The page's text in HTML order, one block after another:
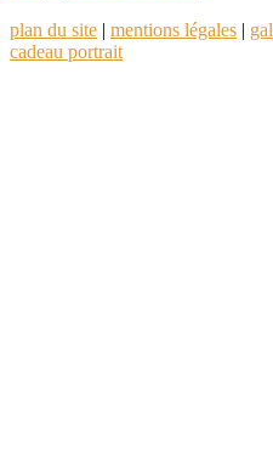
plan du site | mentions légales |
cadeau portrait